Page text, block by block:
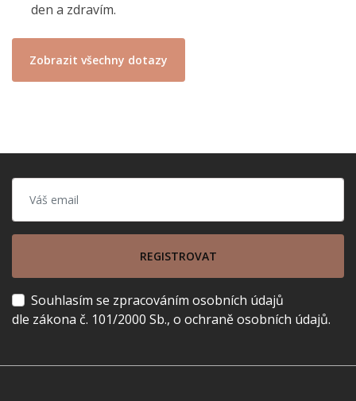
den a zdravím.
Zobrazit všechny dotazy
REGISTROVAT
Souhlasím se zpracováním osobních údajů
dle zákona č. 101/2000 Sb., o ochraně osobních údajů.